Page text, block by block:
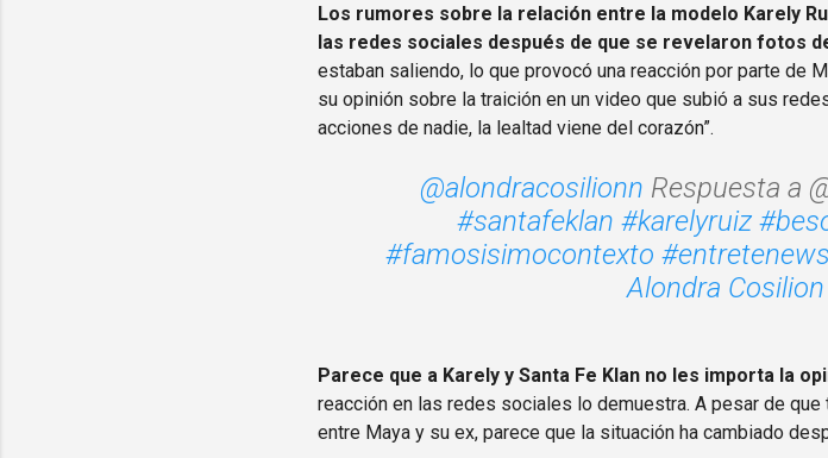
Los rumores sobre la relación entre la modelo Karely
las redes sociales después de que se revelaron fotos
estaban saliendo, lo que provocó una reacción por parte de
su opinión sobre la traición en un video que subió a sus
acciones de nadie, la lealtad viene del corazón”.
@alondracosilionn Respuesta a
#santafeklan #karelyruiz
#famosisimocontexto #entretenews
Alondra Cosilion
Parece que a Karely y Santa Fe Klan no les importa la
reacción en las redes sociales lo demuestra. A pesar de
entre Maya y su ex, parece que la situación ha cambiado